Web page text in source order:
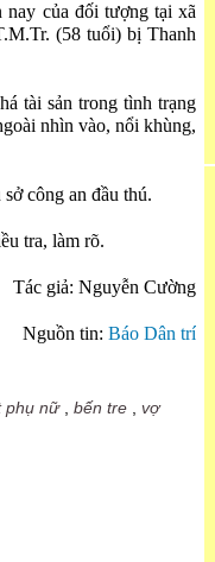
nay của đối tượng tại xã
(58 tuổi) bị Thanh
tài sản trong tình trạng
nhìn vào, nổi khùng,
công an đầu thú.
tra, làm rõ.
Tác giả: Nguyễn Cường
Nguồn tin: Báo Dân trí
phụ nữ, bến tre
vợ